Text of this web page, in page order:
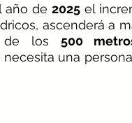
año de 2025 el
ascenderá a
de los 500
una